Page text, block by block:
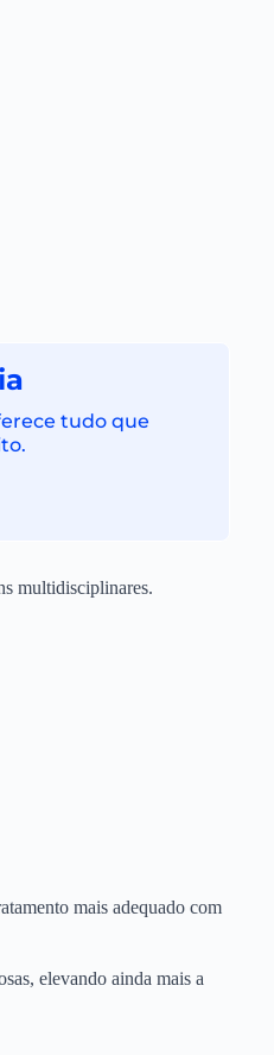
tudo que
multidisciplinares.
mais adequado com
elevando ainda mais a